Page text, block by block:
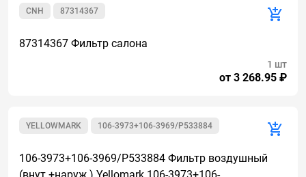
87314367
CNH
87314367 Фильтр салона
от 3 268.95 ₽
1 шт
106-3973+106-3969/P533884
YELLOWMARK
106-3973+106-3969/P533884 Фильтр воздушный